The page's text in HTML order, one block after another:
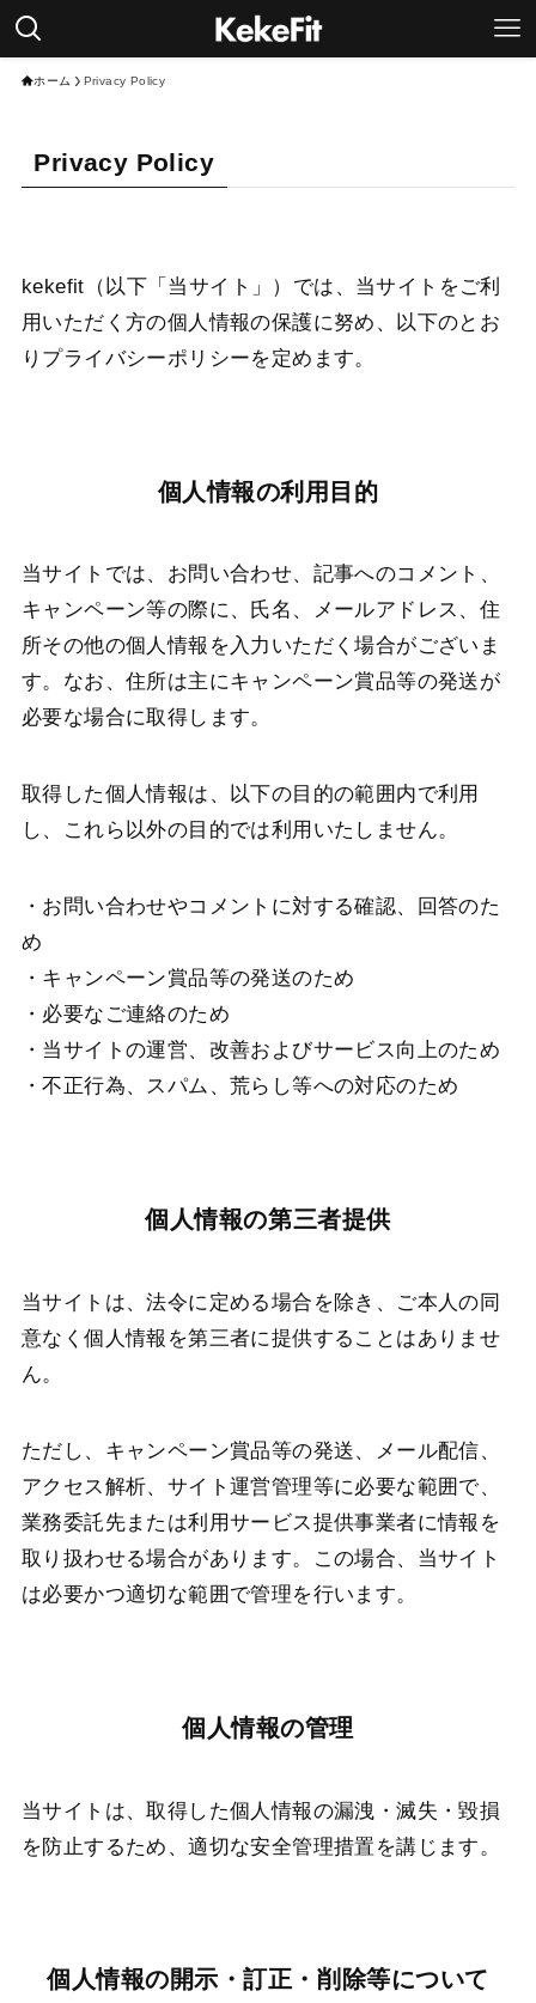
ホーム Privacy Policy
Privacy Policy
kekefit（以下「当サイト」）では、当サイトをご利
用いただく方の個人情報の保護に努め、以下のとお
りプライバシーポリシーを定めます。
個人情報の利用目的
当サイトでは、お問い合わせ、記事へのコメント、
キャンペーン等の際に、氏名、メールアドレス、住
所その他の個人情報を入力いただく場合がございま
す。なお、住所は主にキャンペーン賞品等の発送が
必要な場合に取得します。
取得した個人情報は、以下の目的の範囲内で利用
し、これら以外の目的では利用いたしません。
・お問い合わせやコメントに対する確認、回答のた
め
・キャンペーン賞品等の発送のため
・必要なご連絡のため
・当サイトの運営、改善およびサービス向上のため
・不正行為、スパム、荒らし等への対応のため
個人情報の第三者提供
当サイトは、法令に定める場合を除き、ご本人の同
意なく個人情報を第三者に提供することはありませ
ん。
ただし、キャンペーン賞品等の発送、メール配信、
アクセス解析、サイト運営管理等に必要な範囲で、
業務委託先または利用サービス提供事業者に情報を
取り扱わせる場合があります。この場合、当サイト
は必要かつ適切な範囲で管理を行います。
個人情報の管理
当サイトは、取得した個人情報の漏洩・滅失・毀損
を防止するため、適切な安全管理措置を講じます。
個人情報の開示・訂正・削除等について